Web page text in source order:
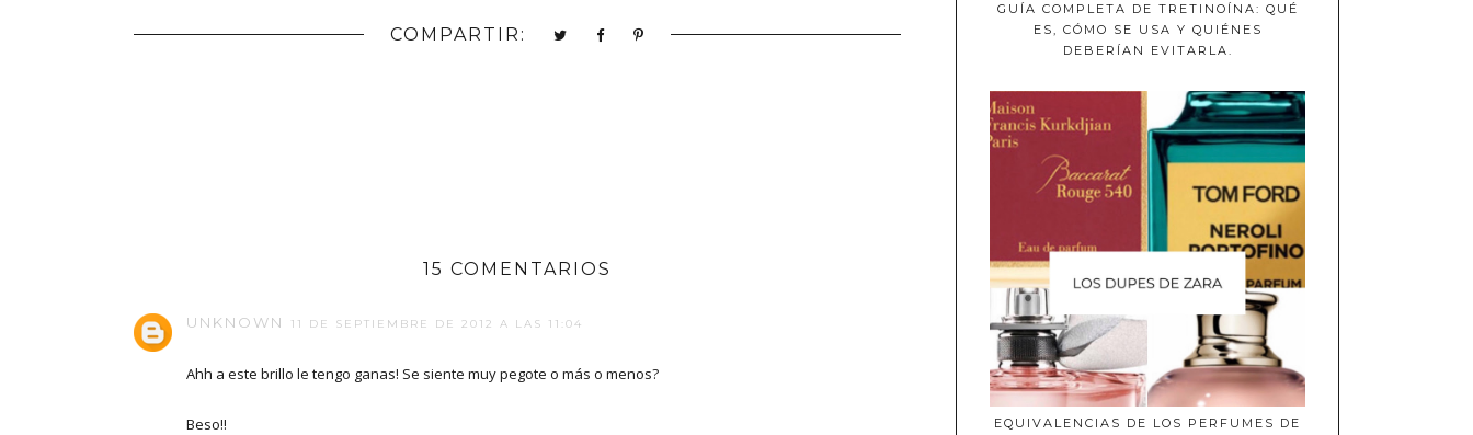
COMPARTIR:
15 COMENTARIOS
UNKNOWN 11 DE SEPTIEMBRE DE 2012 A LAS 11:04
Ahh a este brillo le tengo ganas! Se siente muy pegote o más o menos?
Beso!!
GUÍA COMPLETA DE TRETINOÍNA: QUÉ
ES, CÓMO SE USA Y QUIÉNES
DEBERÍAN EVITARLA.
EQUIVALENCIAS DE LOS PERFUMES DE